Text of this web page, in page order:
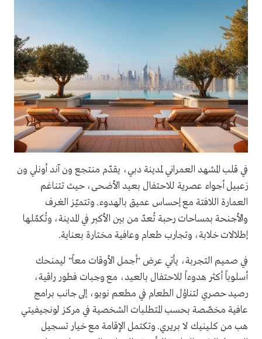
في قلب المشهد العمراني لمدينة دبي، يقدّم منتجع ون آند أونلي ون
زعبيل أجواء عصرية للاحتفال بعيد الأضحى، حيث تتناغم
العمارة اللافتة مع إحساس عميق بالهدوء. وتتميّز الغرف
والأجنحة بمساحات رحبة تُعدّ من بين الأكبر في المدينة، وتُكمّلها
إطلالات خلابة، وتجارب طعام وعافية مختارة بعناية.
في صميم التجربة، يأتي عرض "أجمل الأوقات معاً" ليمنحك
أسلوباً أكثر هدوءاً للاحتفال بالعيد، مع وجبات فطور راقية،
رصيد حصري لتناوُل الطعام في مطعم نوبو، إلى جانب برامج
عافية مخصّصة بحسب المتطلبات الشخصية في مركز لونجيفيتي
هب من كلينيك لا بريري. وتكتمل الإقامة مع خيار تسجيل